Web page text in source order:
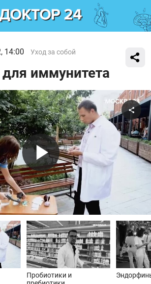
14:00 Уход за собой
иммунитета
видео
Пробиотики и